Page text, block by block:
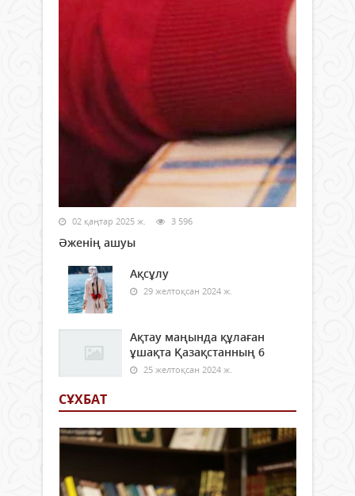
02 қаңтар 2025 ж. 3 596
Әженің ашуы
Ақсұлу
29 желтоқсан 2024 ж.
Ақтау маңында құлаған
ұшақта Қазақстанның 6
25 желтоқсан 2024 ж.
СҰХБАТ